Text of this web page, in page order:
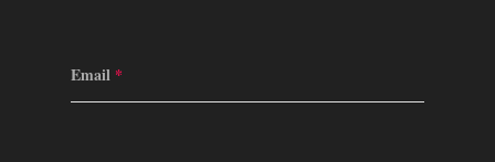
Email *